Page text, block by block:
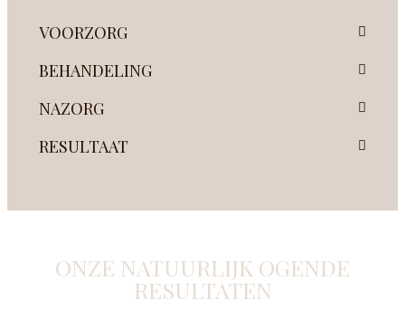
VOORZORG
BEHANDELING
NAZORG
RESULTAAT
ONZE NATUURLIJK OGENDE
RESULTATEN